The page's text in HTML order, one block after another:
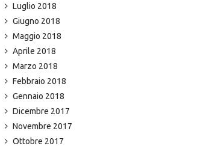
Luglio 2018
Giugno 2018
Maggio 2018
Aprile 2018
Marzo 2018
Febbraio 2018
Gennaio 2018
Dicembre 2017
Novembre 2017
Ottobre 2017